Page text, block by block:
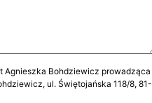
Agnieszka Bohdziewicz prowadząca
ul. Świętojańska 118/8, 81-